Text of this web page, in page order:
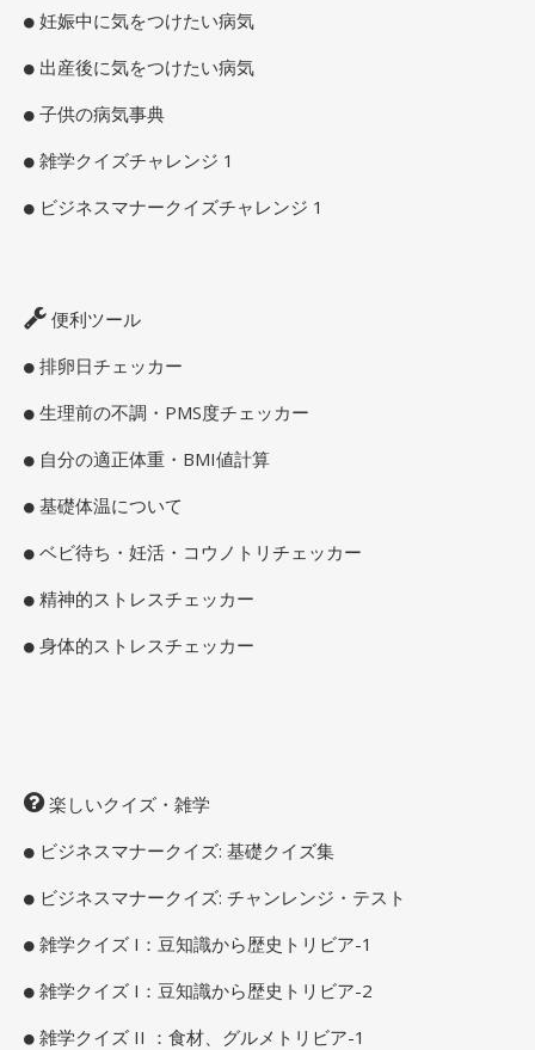
妊娠中に気をつけたい病気
出産後に気をつけたい病気
子供の病気事典
雑学クイズチャレンジ 1
ビジネスマナークイズチャレンジ 1
便利ツール
排卵日チェッカー
生理前の不調・PMS度チェッカー
自分の適正体重・BMI値計算
基礎体温について
ベビ待ち・妊活・コウノトリチェッカー
精神的ストレスチェッカー
身体的ストレスチェッカー
楽しいクイズ・雑学
ビジネスマナークイズ: 基礎クイズ集
ビジネスマナークイズ: チャンレンジ・テスト
雑学クイズ I：豆知識から歴史トリビア-1
雑学クイズ I：豆知識から歴史トリビア-2
雑学クイズ II ：食材、グルメトリビア-1